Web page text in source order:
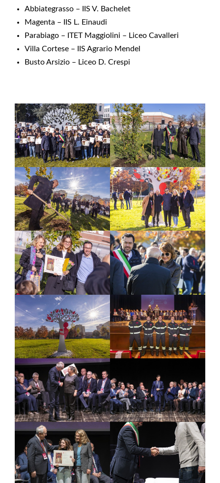
Abbiategrasso – IIS V. Bachelet
Magenta – IIS L. Einaudi
Parabiago – ITET Maggiolini – Liceo Cavalleri
Villa Cortese – IIS Agrario Mendel
Busto Arsizio – Liceo D. Crespi